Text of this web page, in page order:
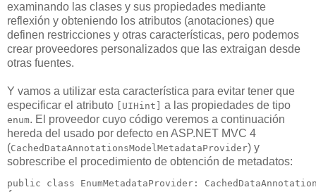
examinando las clases y sus propiedades mediante
reflexión y obteniendo los atributos (anotaciones) que
definen restricciones y otras características, pero podemos
crear proveedores personalizados que las extraigan desde
otras fuentes.
Y vamos a utilizar esta característica para evitar tener que
especificar el atributo
[UIHint] a las propiedades de tipo
enum. El proveedor cuyo código veremos a continuación
hereda del usado por defecto en ASP.NET MVC 4
(CachedDataAnnotationsModelMetadataProvider) y
sobrescribe el procedimiento de obtención de metadatos:
public class EnumMetadataProvider: